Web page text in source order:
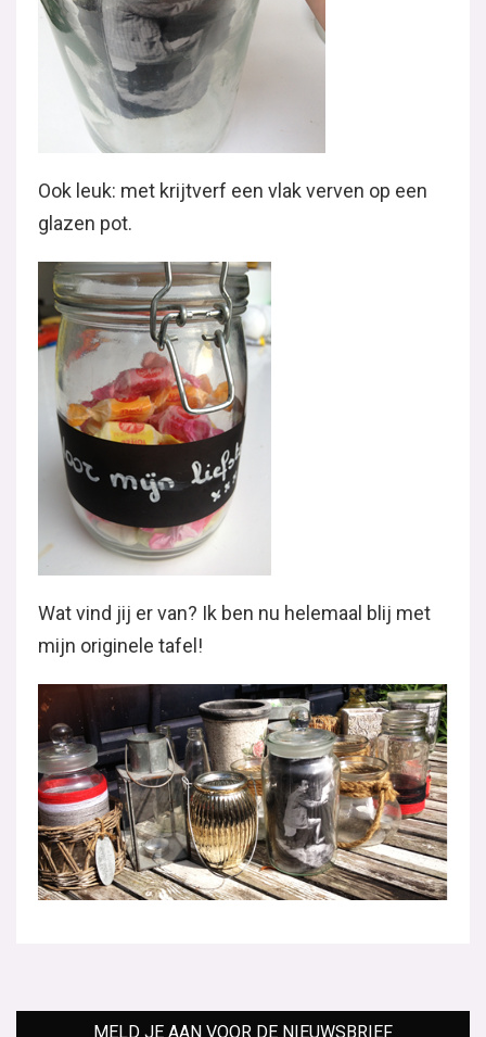
Wat vind jij er van? Ik ben nu helemaal blij met
mijn originele tafel!
MELD JE AAN VOOR DE NIEUWSBRIEF
De inhoud op deze pagina wordt momenteel
geblokkeerd om jouw cookie-keuzes te
respecteren.Klik hier om jouw cookie-